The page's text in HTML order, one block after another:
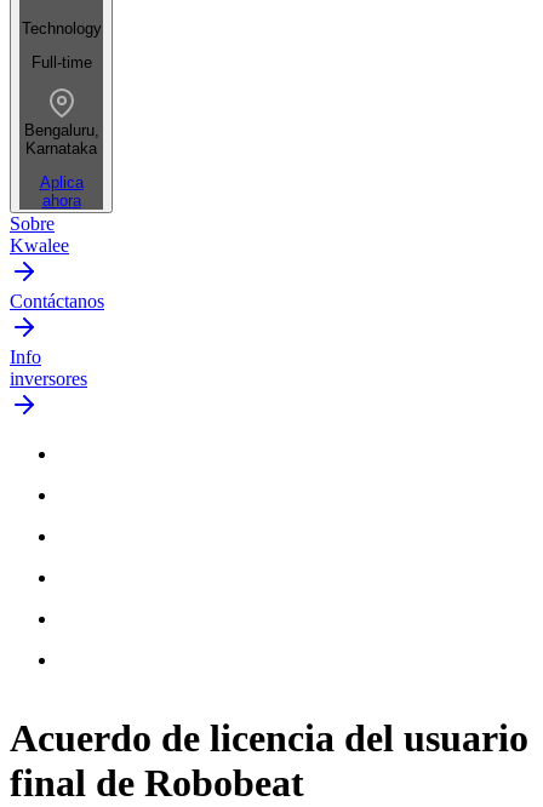
Technology
Full-time
Bengaluru,
Karnataka
Aplica
ahora
Sobre
Kwalee
Contáctanos
Info
inversores
Acuerdo de licencia del usuario
final de Robobeat